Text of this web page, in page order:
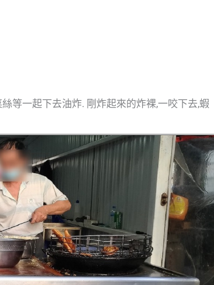
等一起下去油炸. 剛炸起來的炸裸,一咬下去,蝦